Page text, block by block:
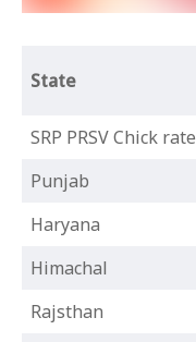
State
SRP PRSV Chick rate
Punjab
Haryana
Himachal
Rajsthan